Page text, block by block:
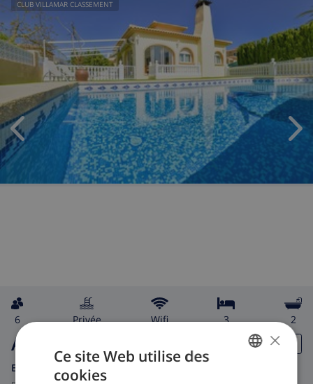
CLUB VILLAMAR CLASSEMENT
6 privée wifi 3 2
Aladina
Espagne Costa Blanca
×
Ce site Web utilise des
cookies